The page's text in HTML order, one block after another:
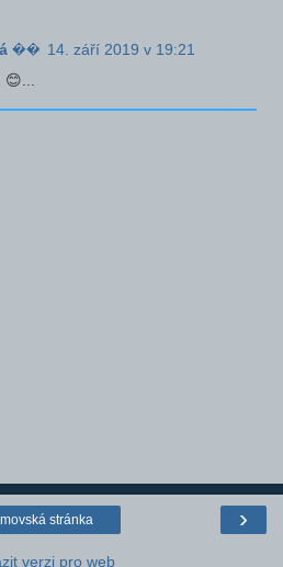
�� 14. září 2019 v 19:21
😊...
›
stránka
verzi pro web